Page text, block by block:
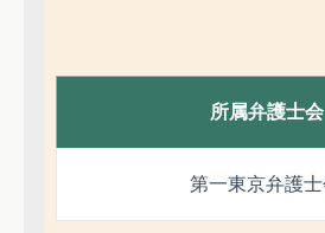
所属弁護士会
第一東京弁護士